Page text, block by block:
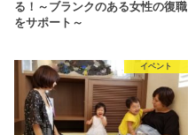
る！～ブランクのある女性の復職
をサポート～
イベント